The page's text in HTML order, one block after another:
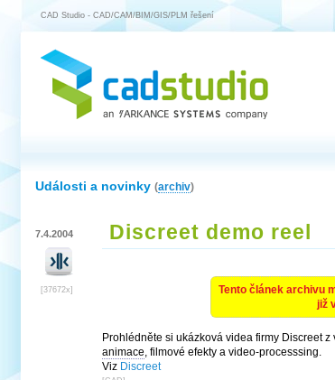
CAD Studio - CAD/CAM/BIM/GIS/PLM řešení
Události a novinky (archiv)
7.4.2004
[37672x]
Discreet demo reel
Tento článek archivu
již
Prohlédněte si ukázková videa firmy Discreet
animace, filmové efekty a video-processsing.
Viz Discreet